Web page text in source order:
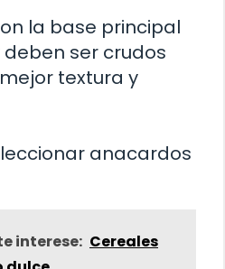
la base principal
ser crudos
textura y
anacardos
interese: Cereales